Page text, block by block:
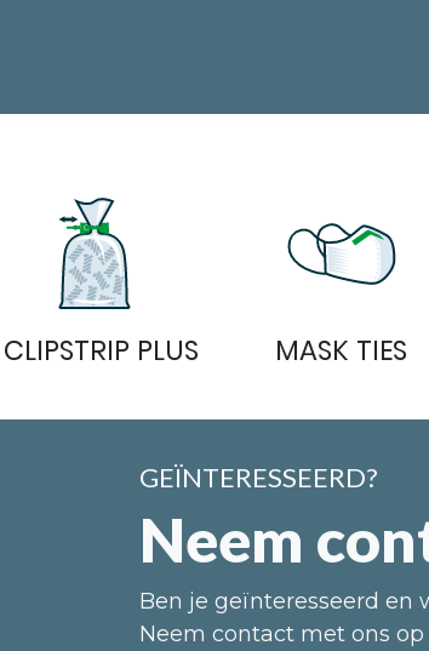
CLIPSTRIP PLUS MASK TIES
GEÏNTERESSEERD?
Neem
Ben je geïnteresseerd en
Neem contact met ons